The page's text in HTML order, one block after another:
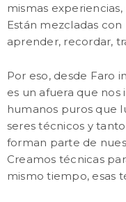
mismas
Están mezcladas
aprender, recordar,
Por eso, desde Faro
es un afuera que nos
humanos puros que
seres técnicos y
forman parte de
Creamos técnicas
mismo tiempo, esas